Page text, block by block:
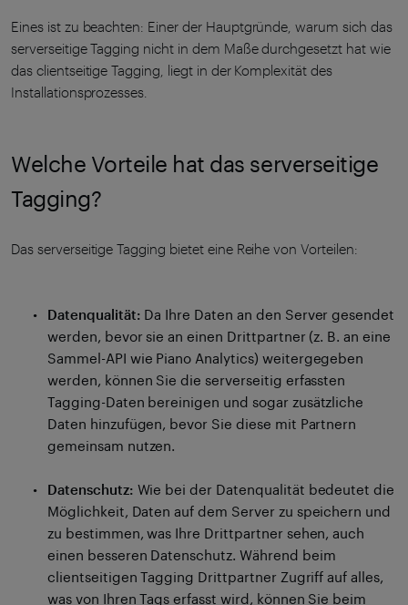
Eines ist zu beachten: Einer der Hauptgründe, warum sich das
serverseitige Tagging nicht in dem Maße durchgesetzt hat wie
das clientseitige Tagging, liegt in der Komplexität des
Installationsprozesses.
Welche Vorteile hat das serverseitige
Tagging?
Das serverseitige Tagging bietet eine Reihe von Vorteilen:
Datenqualität: Da Ihre Daten an den Server gesendet
werden, bevor sie an einen Drittpartner (z. B. an eine
Sammel-API wie Piano Analytics) weitergegeben
werden, können Sie die serverseitig erfassten
Tagging-Daten bereinigen und sogar zusätzliche
Daten hinzufügen, bevor Sie diese mit Partnern
gemeinsam nutzen.
Datenschutz: Wie bei der Datenqualität bedeutet die
Möglichkeit, Daten auf dem Server zu speichern und
zu bestimmen, was Ihre Drittpartner sehen, auch
einen besseren Datenschutz. Während beim
clientseitigen Tagging Drittpartner Zugriff auf alles,
was von Ihren Tags erfasst wird, können Sie beim